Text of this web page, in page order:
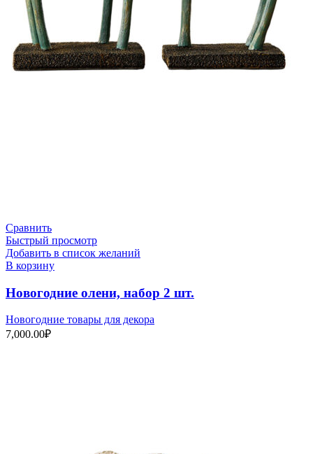
Сравнить
Быстрый просмотр
Добавить в список желаний
В корзину
Новогодние олени, набор 2 шт.
Новогодние товары для декора
7,000.00₽